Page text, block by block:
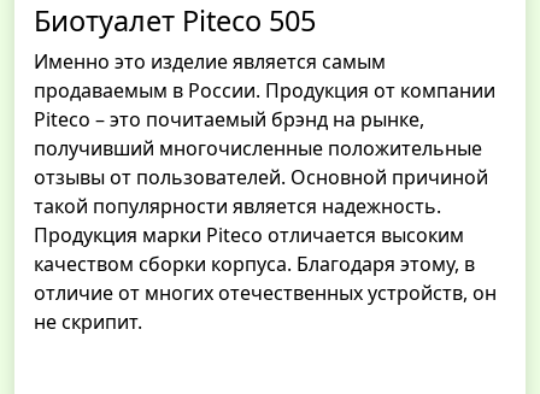
Биотуалет Piteco 505
Именно это изделие является самым
продаваемым в России. Продукция от компании
Piteco – это почитаемый брэнд на рынке,
получивший многочисленные положительные
отзывы от пользователей. Основной причиной
такой популярности является надежность.
Продукция марки Piteco отличается высоким
качеством сборки корпуса. Благодаря этому, в
отличие от многих отечественных устройств, он
не скрипит.